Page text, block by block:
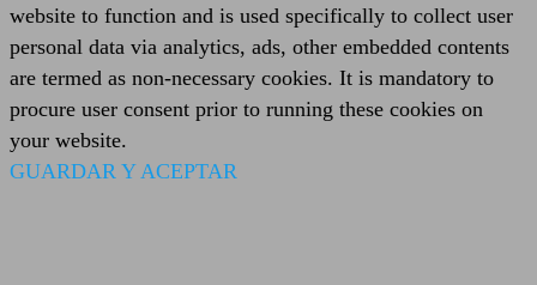
website to function and is used specifically to collect user
personal data via analytics, ads, other embedded contents
are termed as non-necessary cookies. It is mandatory to
procure user consent prior to running these cookies on
your website.
GUARDAR Y ACEPTAR